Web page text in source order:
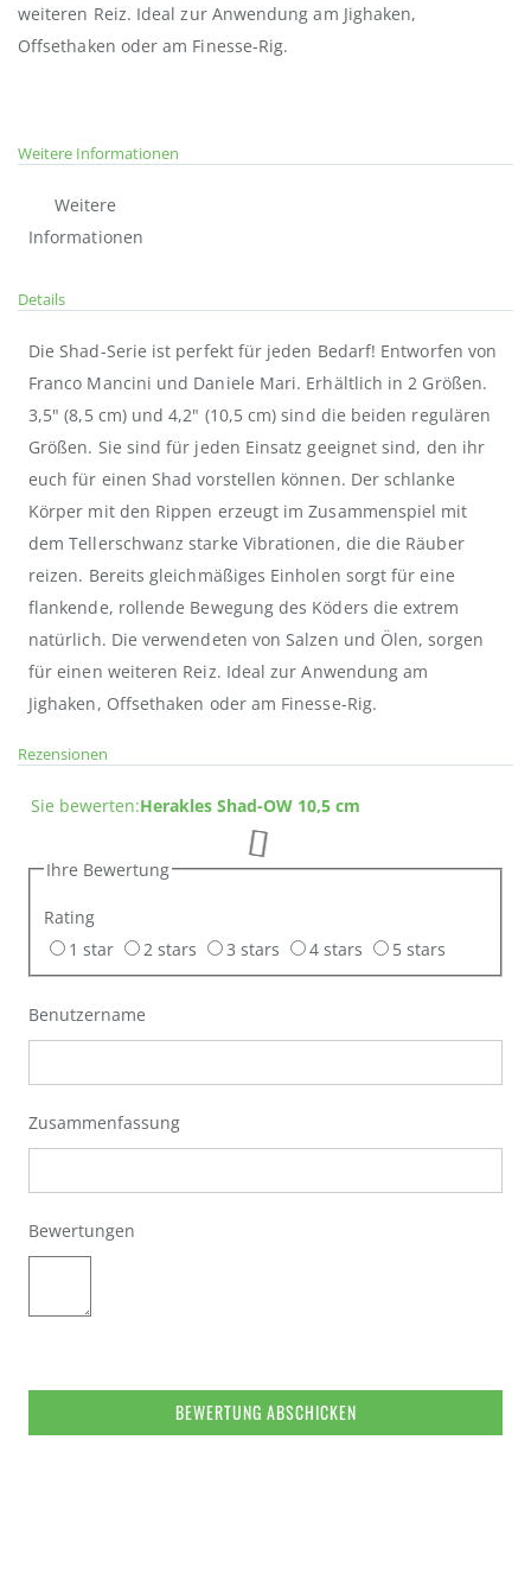
weiteren Reiz. Ideal zur Anwendung am Jighaken,
Offsethaken oder am Finesse-Rig.
Weitere Informationen
Weitere
Informationen
Details
Die Shad-Serie ist perfekt für jeden Bedarf! Entworfen von
Franco Mancini und Daniele Mari. Erhältlich in 2 Größen.
3,5" (8,5 cm) und 4,2" (10,5 cm) sind die beiden regulären
Größen. Sie sind für jeden Einsatz geeignet sind, den ihr
euch für einen Shad vorstellen können. Der schlanke
Körper mit den Rippen erzeugt im Zusammenspiel mit
dem Tellerschwanz starke Vibrationen, die die Räuber
reizen. Bereits gleichmäßiges Einholen sorgt für eine
flankende, rollende Bewegung des Köders die extrem
natürlich. Die verwendeten von Salzen und Ölen, sorgen
für einen weiteren Reiz. Ideal zur Anwendung am
Jighaken, Offsethaken oder am Finesse-Rig.
Rezensionen
Sie bewerten:Herakles Shad-OW 10,5 cm
Ihre Bewertung
Rating
1 star
2 stars 3 stars 4 stars 5 stars
Benutzername
Zusammenfassung
Bewertungen
BEWERTUNG ABSCHICKEN